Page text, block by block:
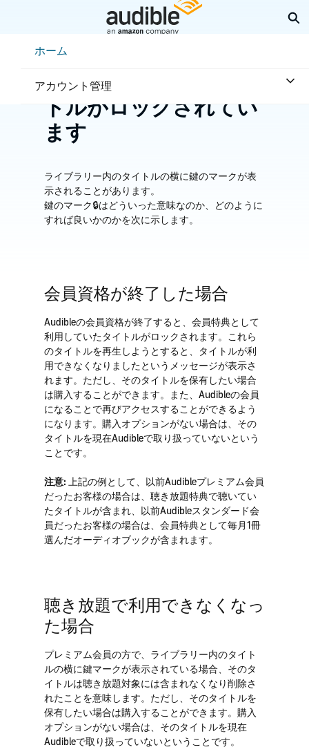
ホーム
アカウント管理
ホーム
ライブラリー内のタイ
トルがロックされてい
ます
ライブラリー内のタイトルの横に鍵のマークが表
示されることがあります。
鍵のマーク🔒はどういった意味なのか、どのように
すれば良いかのかを次に示します。
会員資格が終了した場合
Audibleの会員資格が終了すると、会員特典として
利用していたタイトルがロックされます。これら
のタイトルを再生しようとすると、タイトルが利
用できなくなりましたというメッセージが表示さ
れます。ただし、そのタイトルを保有したい場合
は購入することができます。また、Audibleの会員
になることで再びアクセスすることができるよう
になります。購入オプションがない場合は、その
タイトルを現在Audibleで取り扱っていないという
ことです。
注意:上記の例として、以前Audibleプレミアム会員
だったお客様の場合は、聴き放題特典で聴いてい
たタイトルが含まれ、以前Audibleスタンダード会
員だったお客様の場合は、会員特典として毎月1冊
選んだオーディオブックが含まれます。
聴き放題で利用できなくなっ
た場合
プレミアム会員の方で、ライブラリー内のタイト
ルの横に鍵マークが表示されている場合、そのタ
イトルは聴き放題対象には含まれなくなり削除さ
れたことを意味します。ただし、そのタイトルを
保有したい場合は購入することができます。購入
オプションがない場合は、そのタイトルを現在
Audibleで取り扱っていないということです。